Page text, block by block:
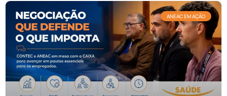
ANEAC EM AÇÃO